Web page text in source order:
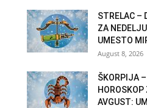
STRELAC –
ZA
UMESTO
August 8, 2026
ŠKORPIJA –
HOROSKOP
AVGUST: